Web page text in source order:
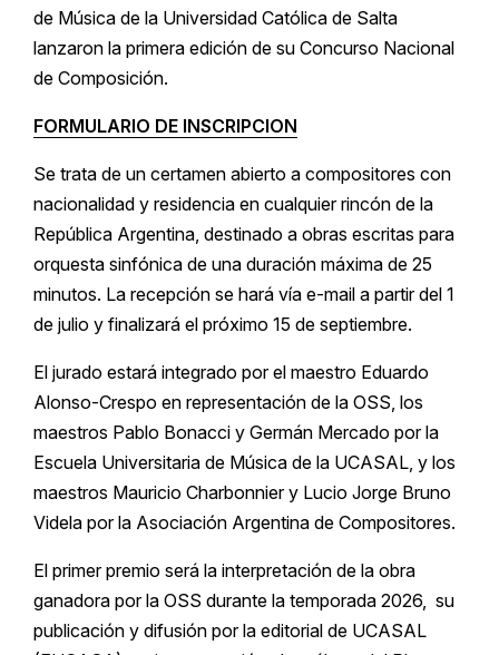
de Música de la Universidad Católica de Salta
lanzaron la primera edición de su Concurso Nacional
de Composición.
FORMULARIO DE INSCRIPCION
Se trata de un certamen abierto a compositores con
nacionalidad y residencia en cualquier rincón de la
República Argentina, destinado a obras escritas para
orquesta sinfónica de una duración máxima de 25
minutos. La recepción se hará vía e-mail a partir del 1
de julio y finalizará el próximo 15 de septiembre.
El jurado estará integrado por el maestro Eduardo
Alonso-Crespo en representación de la OSS, los
maestros Pablo Bonacci y Germán Mercado por la
Escuela Universitaria de Música de la UCASAL, y los
maestros Mauricio Charbonnier y Lucio Jorge Bruno
Videla por la Asociación Argentina de Compositores.
El primer premio será la interpretación de la obra
ganadora por la OSS durante la temporada 2026, su
publicación y difusión por la editorial de UCASAL